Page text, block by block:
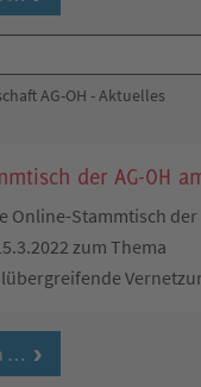
AG-OH - Aktuelles
der AG-OH
Online-Stammtisch der
zum Thema
…